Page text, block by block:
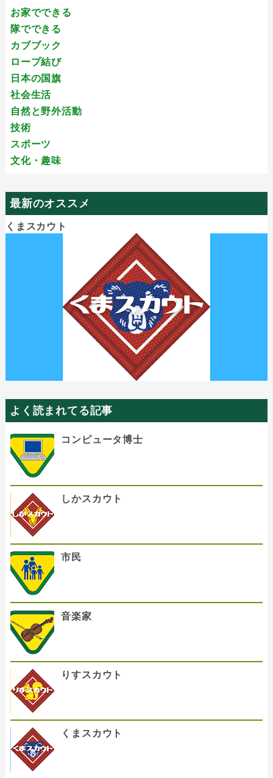
お家でできる
隊でできる
カブブック
ロープ結び
日本の国旗
社会生活
自然と野外活動
技術
スポーツ
文化・趣味
最新のオススメ
くまスカウト
よく読まれてる記事
コンピュータ博士
しかスカウト
市民
音楽家
りすスカウト
くまスカウト